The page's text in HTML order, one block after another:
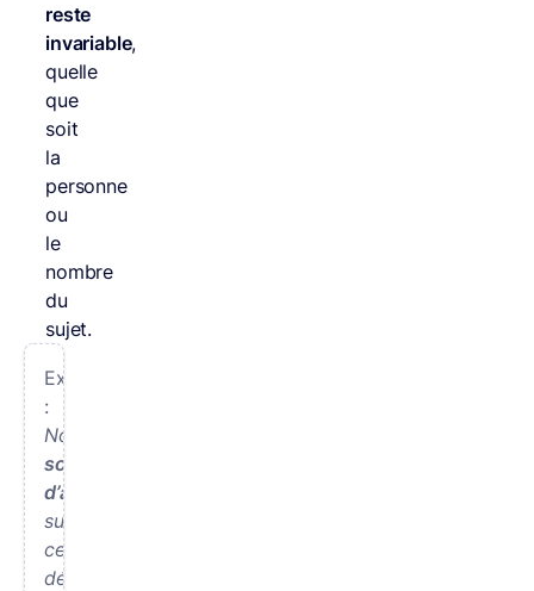
reste
invariable,
quelle
que
soit
la
personne
ou
le
nombre
du
sujet.
Exemple
:
Nous
sommes
d’accord
sur
cette
décision.